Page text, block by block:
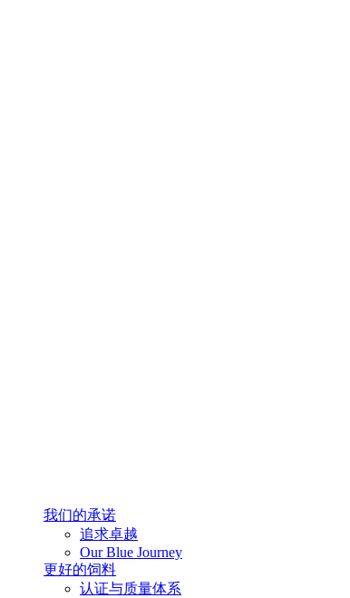
我们的承诺
追求卓越
Our Blue Journey
更好的饲料
认证与质量体系